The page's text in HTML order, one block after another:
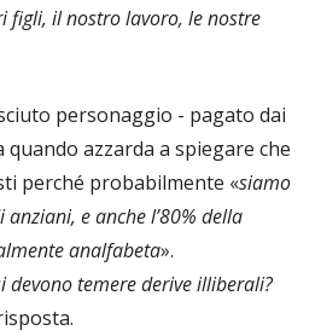
figli, il nostro lavoro, le nostre
personaggio - pagato dai
azzarda a spiegare che
perché probabilmente «siamo
e anche l’80% della
analfabeta».
devono temere derive illiberali?